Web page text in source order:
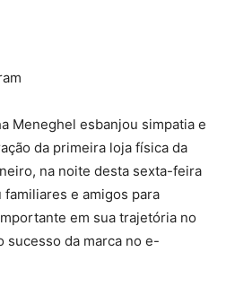
Meneghel esbanjou simpatia e
da primeira loja física da
na noite desta sexta-feira
familiares e amigos para
em sua trajetória no
sucesso da marca no e-